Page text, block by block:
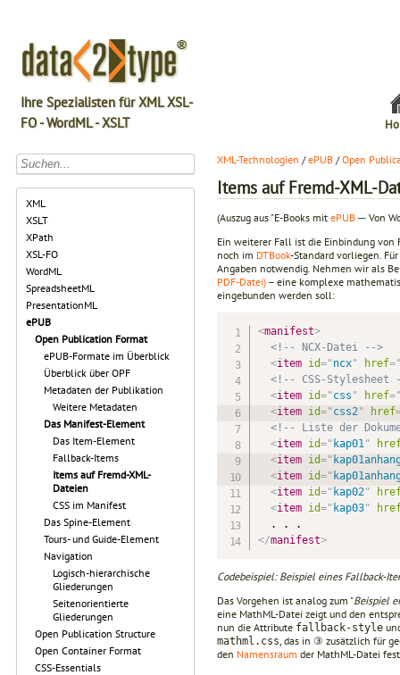
Ihre Spezialisten für XML XSL-
FO - WordML - XSLT
XML
XSLT
XPath
XSL-FO
WordML
SpreadsheetML
PresentationML
ePUB
Open Publication Format
ePUB-Formate im Überblick
Überblick über OPF
Metadaten der Publikation
Weitere Metadaten
Das Manifest-Element
Das Item-Element
Fallback-Items
Items auf Fremd-XML-
Dateien
CSS im Manifest
Das Spine-Element
Tours- und Guide-Element
Navigation
Logisch-hierarchische
Gliederungen
Seitenorientierte
Gliederungen
Open Publication Structure
Open Container Format
CSS-Essentials
XML-Technologien /ePUB /Open
Items auf Fremd-XML-
(Auszug aus "E-Books mit ePUB ─ Von
Ein weiterer Fall ist die Einbindung von
noch im DTBook-Standard vorliegen.
Angaben notwendig. Nehmen wir als
PDF-Datei) – eine komplexe
eingebunden werden soll:
<manifest>
<!-- NCX-Datei -->
<item id="ncx" href=
<!-- CSS-Stylesheet
<item id="css " href=
<item id="css2" href
<!-- Liste der
<item id=" kap01"
<item id="
<item id="
<item id=" kap02"
<item id=" kap03"
</manifest>
Codebeispiel: Beispiel eines Fallback-
Das Vorgehen ist analog zum "Beispiel
eine MathML-Datei zeigt und den
nun die Attribute fallback-style
mathml.css , das in ③ zusätzlich für
den Namensraum der MathML-Datei